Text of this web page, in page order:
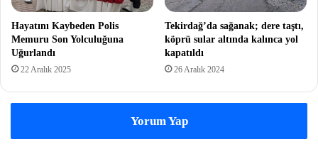
Hayatını Kaybeden Polis
Memuru Son Yolculuğuna
Uğurlandı
22 Aralık 2025
Tekirdağ’da sağanak; dere taştı,
köprü sular altında kalınca yol
kapatıldı
26 Aralık 2024
Yorum Yap